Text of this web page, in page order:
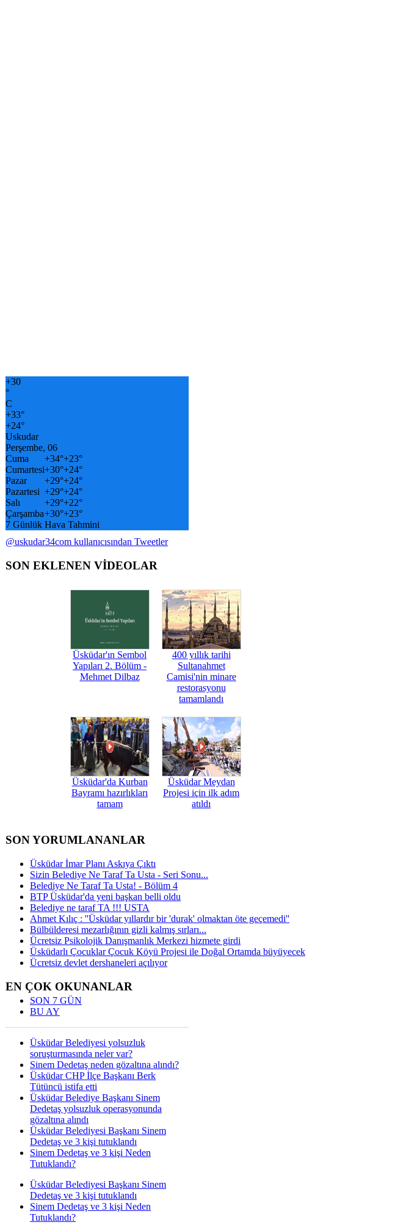
+30
°
C
+33°
+24°
Uskudar
Perşembe, 06
Cuma
+34°+23°
Cumartesi+30°+24°
Pazar
+29°+24°
Pazartesi +29°+24°
Salı
+29°+22°
Çarşamba+30°+23°
7 Günlük Hava Tahmini
@uskudar34com kullanıcısından Tweetler
SON EKLENEN VİDEOLAR
Üsküdar'ın Sembol
Yapıları 2. Bölüm -
Mehmet Dilbaz
400 yıllık tarihi
Sultanahmet
Camisi'nin minare
restorasyonu
tamamlandı
Üsküdar'da Kurban
Bayramı hazırlıkları
tamam
Üsküdar Meydan
Projesi için ilk adım
atıldı
SON YORUMLANANLAR
Üsküdar İmar Planı Askıya Çıktı
Sizin Belediye Ne Taraf Ta Usta - Seri Sonu...
Belediye Ne Taraf Ta Usta! - Bölüm 4
BTP Üsküdar'da yeni başkan belli oldu
Belediye ne taraf TA !!! USTA
Ahmet Kılıç : ''Üsküdar yıllardır bir 'durak' olmaktan öte geçemedi''
Bülbülderesi mezarlığının gizli kalmış sırları...
Ücretsiz Psikolojik Danışmanlık Merkezi hizmete girdi
Üsküdarlı Çocuklar Çocuk Köyü Projesi ile Doğal Ortamda büyüyecek
Ücretsiz devlet dershaneleri açılıyor
EN ÇOK OKUNANLAR
SON 7 GÜN
BU AY
Üsküdar Belediyesi yolsuzluk
soruşturmasında neler var?
Sinem Dedetaş neden gözaltına alındı?
Üsküdar CHP İlçe Başkanı Berk
Tütüncü istifa etti
Üsküdar Belediye Başkanı Sinem
Dedetaş yolsuzluk operasyonunda
gözaltına alındı
Üsküdar Belediyesi Başkanı Sinem
Dedetaş ve 3 kişi tutuklandı
Sinem Dedetaş ve 3 kişi Neden
Tutuklandı?
Üsküdar Belediyesi Başkanı Sinem
Dedetaş ve 3 kişi tutuklandı
Sinem Dedetaş ve 3 kişi Neden
Tutuklandı?